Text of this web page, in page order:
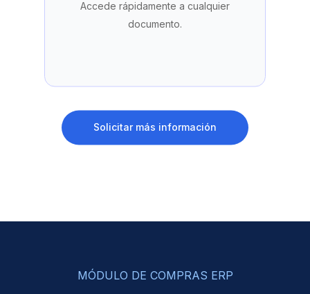
Accede rápidamente a cualquier
documento.
Solicitar más información
MÓDULO DE COMPRAS ERP